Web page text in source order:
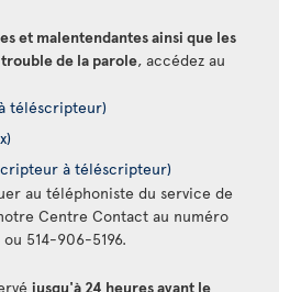
et malentendantes ainsi que les
de la parole, accédez au
téléscripteur)
à téléscripteur)
au téléphoniste du service de
Centre Contact au numéro
514-906-5196.
jusqu'à 24 heures avant le